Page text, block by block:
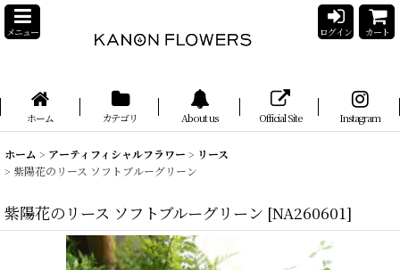
メニュー ログイン カート
ホーム カテゴリ About us Official Site Instagram
ホーム > アーティフィシャルフラワー > リース
> 紫陽花のリース ソフトブルーグリーン
紫陽花のリース ソフトブルーグリーン [NA260601]